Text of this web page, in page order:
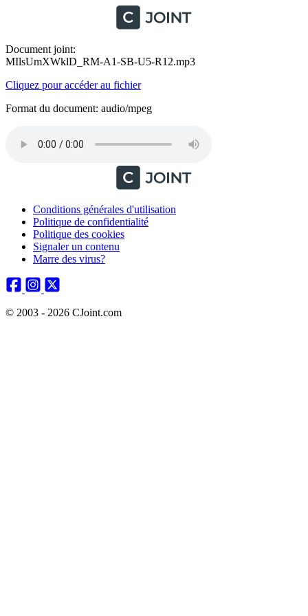
Document joint:
MIlsUmXWklD_RM-A1-SB-U5-R12.mp3
Cliquez pour accéder au fichier
Format du document: audio/mpeg
Conditions générales d'utilisation
Politique de confidentialité
Politique des cookies
Signaler un contenu
Marre des virus?
© 2003 - 2026 CJoint.com